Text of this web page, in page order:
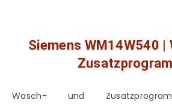
Siemens WM14W540 |
Wasch- und